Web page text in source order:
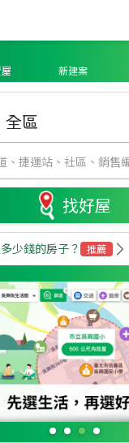
新建案
全區
找好屋
少錢的房子？ 推薦